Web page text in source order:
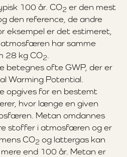
100 år. CO2 er den mest
den reference, de andre
eksempel er det estimeret,
har samme
28 kg CO2.
betegnes ofte GWP, der er
Warming Potential.
opgives for en bestemt
hvor længe en given
Metan omdannes
stoffer i atmosfæren og er
CO2 og lattergas kan
end 100 år. Metan er